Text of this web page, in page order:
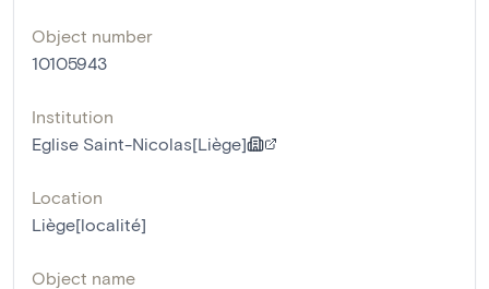
Object number
10105943
Institution
Eglise Saint-Nicolas[Liège]
Location
Liège[localité]
Object name